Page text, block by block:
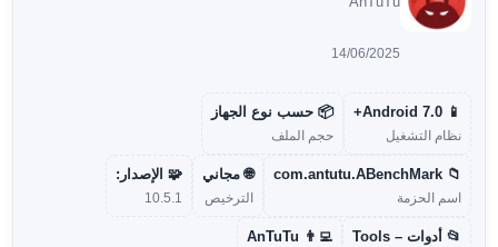
14/06/2025
📱 Android 7.0+
نظام التشغيل
📦 حسب نوع الجهاز
حجم الملف
📁 com.antutu.ABenchMark
اسم الحزمة
🌐 مجاني
الترخيص
🧩 الإصدار:
10.5.1
📂 أدوات – Tools 👨‍💻 AnTuTu